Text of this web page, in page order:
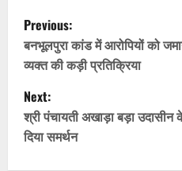
P
o
s
t
n
Previous:
बनभूलपुरा कांड में आरोपियों को
व्यक्त की कड़ी प्रतिक्रिया
Next:
श्री पंचायती अखाड़ा बड़ा उदासीन
दिया समर्थन